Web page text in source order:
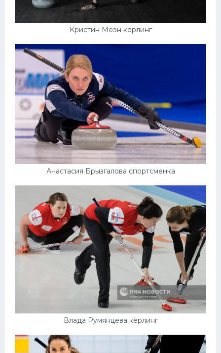
Кристин Моэн керлинг
Анастасия Брызгалова спортсменка
Влада Румянцева кёрлинг